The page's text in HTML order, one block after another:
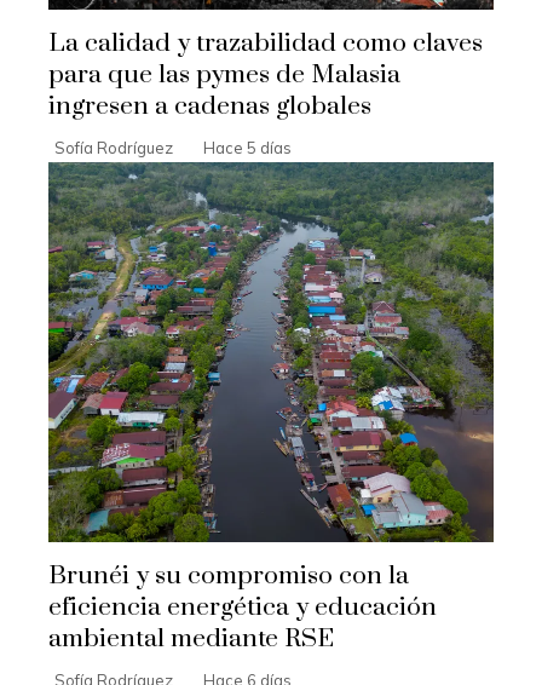
La calidad y trazabilidad como claves
para que las pymes de Malasia
ingresen a cadenas globales
Sofía Rodríguez Hace 5 días
Brunéi y su compromiso con la
eficiencia energética y educación
ambiental mediante RSE
Sofía Rodríguez Hace 6 días